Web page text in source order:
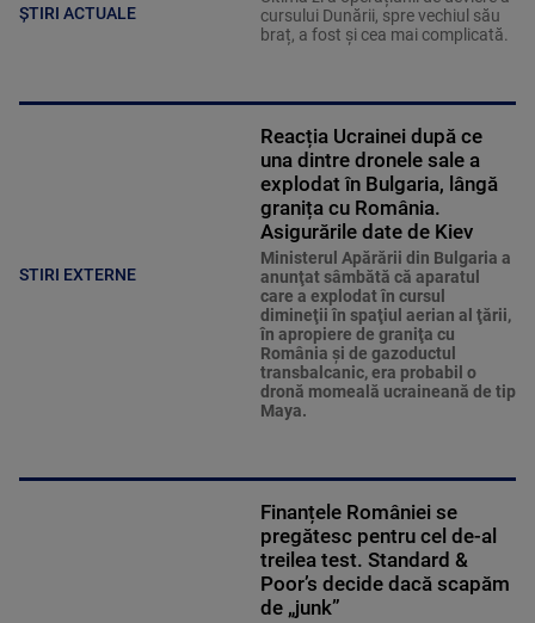
ȘTIRI ACTUALE
cursului Dunării, spre vechiul său
braț, a fost și cea mai complicată.
STIRI EXTERNE
Reacția Ucrainei după ce
una dintre dronele sale a
explodat în Bulgaria, lângă
granița cu România.
Asigurările date de Kiev
Ministerul Apărării din Bulgaria a
anunţat sâmbătă că aparatul
care a explodat în cursul
dimineţii în spaţiul aerian al ţării,
în apropiere de graniţa cu
România şi de gazoductul
transbalcanic, era probabil o
dronă momeală ucraineană de tip
Maya.
Finanțele României se
pregătesc pentru cel de-al
treilea test. Standard &
Poor’s decide dacă scapăm
de „junk”